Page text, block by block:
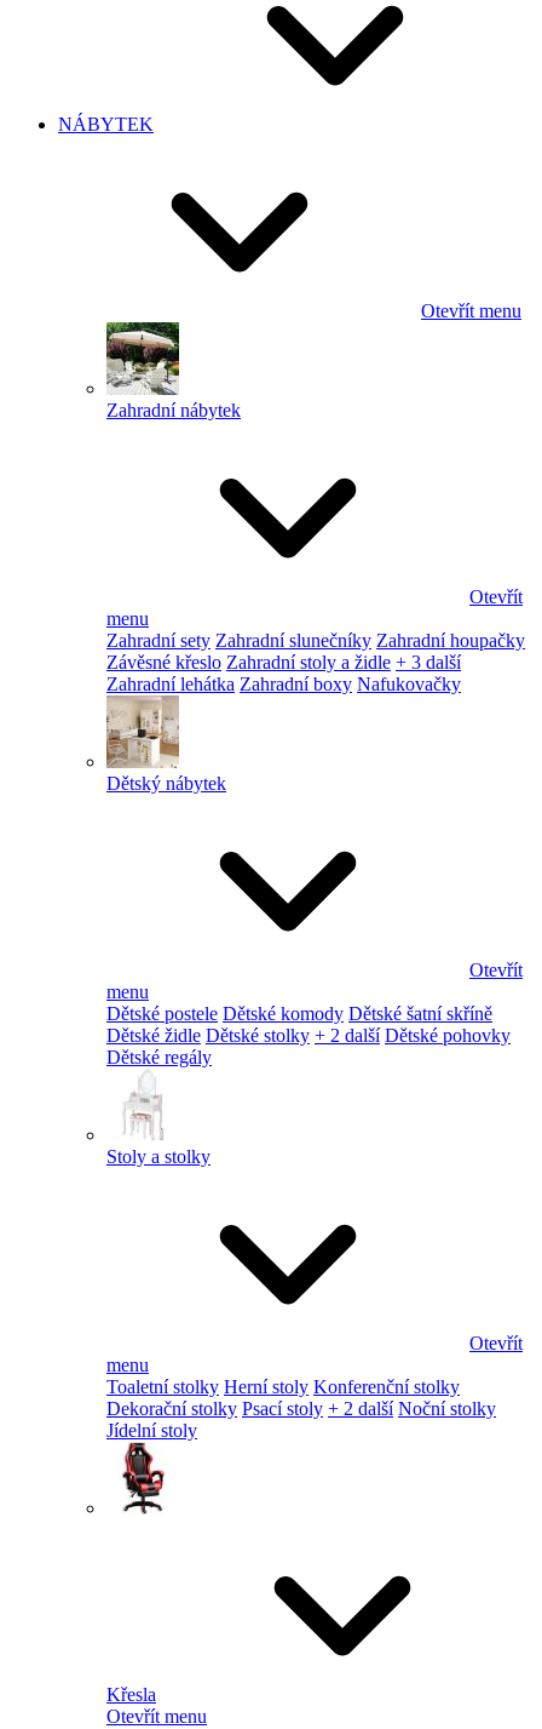
NÁBYTEK
Otevřít menu
Zahradní nábytek
Otevřít
menu
Zahradní sety Zahradní slunečníky Zahradní houpačky
Závěsné křeslo Zahradní stoly a židle + 3 další
Zahradní lehátka Zahradní boxy Nafukovačky
Dětský nábytek
Otevřít
menu
Dětské postele Dětské komody Dětské šatní skříně
Dětské židle Dětské stolky + 2 další Dětské pohovky
Dětské regály
Stoly a stolky
Otevřít
menu
Toaletní stolky Herní stoly Konferenční stolky
Dekorační stolky Psací stoly + 2 další Noční stolky
Jídelní stoly
Křesla
Otevřít menu